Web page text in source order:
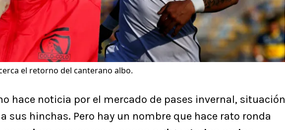
el retorno del canterano albo.
hace noticia por el mercado de pases invernal, situación
sus hinchas. Pero hay un nombre que hace rato ronda